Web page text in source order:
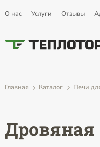
О нас Услуги Отзывы
Главная Каталог Печи
Дровяная